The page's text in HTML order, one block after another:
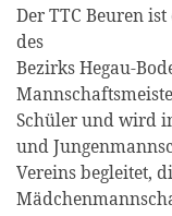
Der TTC Beuren
des
Bezirks Hegau-
Schüler und wird
und
Vereins begleitet,